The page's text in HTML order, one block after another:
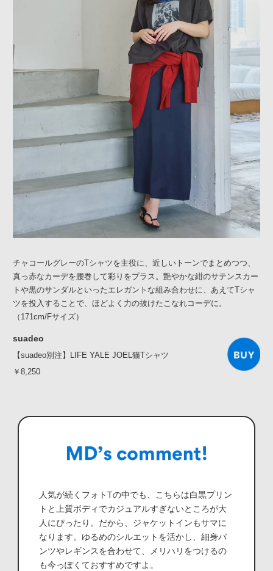
チャコールグレーのTシャツを主役に、近しいトーンでまとめつつ、
真っ赤なカーデを腰巻して彩りをプラス。艶やかな紺のサテンスカー
トや黒のサンダルといったエレガントな組み合わせに、あえてTシャ
ツを投入することで、ほどよく力の抜けたこなれコーデに。
（171cm/Fサイズ）
suadeo
【suadeo別注】LIFE YALE JOEL猫Tシャツ
￥8,250
人気が続くフォトTの中でも、こちらは白黒プリン
トと上質ボディでカジュアルすぎないところが大
人にぴったり。だから、ジャケットインもサマに
なります。ゆるめのシルエットを活かし、細身パ
ンツやレギンスを合わせて、メリハリをつけるの
も今っぽくておすすめですよ。